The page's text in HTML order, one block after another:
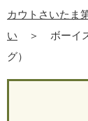
カウトさいたま
い
＞
ボーイ
グ）